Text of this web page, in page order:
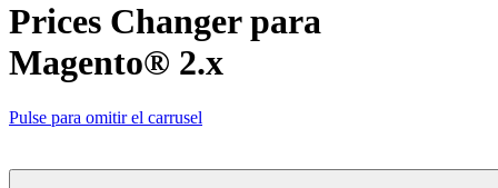
Prices Changer para
Magento® 2.x
Pulse para omitir el carrusel